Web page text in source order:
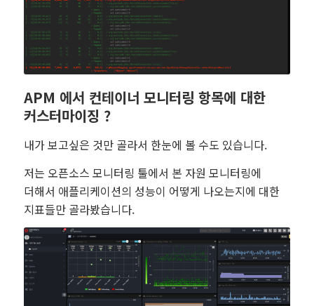
APM 에서 컨테이너 모니터링 항목에 대한
커스터마이징 ?
내가 보고싶은 것만 골라서 한눈에 볼 수도 있습니다.
저는 오픈소스 모니터링 툴에서 본 자원 모니터링에
더해서 애플리케이션의 성능이 어떻게 나오는지에 대한
지표들만 골라봤습니다.